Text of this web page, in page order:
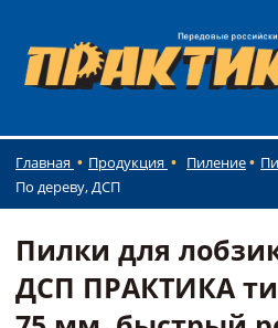
Главная Продукция Пиление
По дереву, ДСП
Пилки для
ДСП ПРАКТИКА